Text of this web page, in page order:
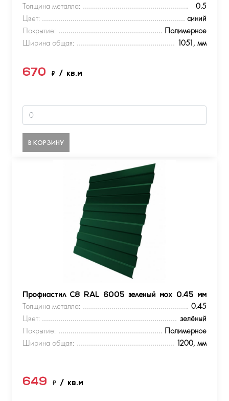
Толщина металла:
0.5
Цвет:
синий
Покрытие:
Полимерное
Ширина общая:
1051, мм
670 ₽ / кв.м
В КОРЗИНУ
Профнастил С8 RAL 6005 зеленый мох 0.45 мм
Толщина металла:
0.45
Цвет:
зелёный
Покрытие:
Полимерное
Ширина общая:
1200, мм
649 ₽ / кв.м